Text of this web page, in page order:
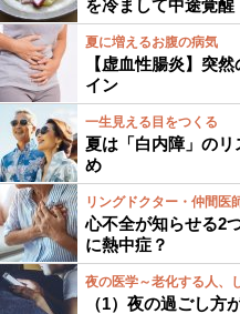
を冷まして中途覚醒
夏に増えるお腹の病気
【虚血性腸炎】突
イン
一生見える目をつくる
夏は「白内障」の
め
リングドクター・仲間医
心不全が知らせる2
に熱中症？
夜の医学～老化する人、
（1）夜の過ごし